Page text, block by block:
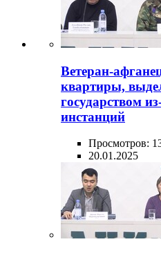
Ветеран-
квартиры,
государством
инстанций
Просмотров:
20.01.2025